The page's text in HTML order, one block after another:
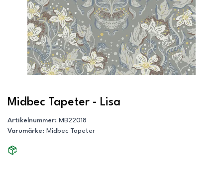
Midbec Tapeter - Lisa
Artikelnummer: MB22018
Varumärke: Midbec Tapeter